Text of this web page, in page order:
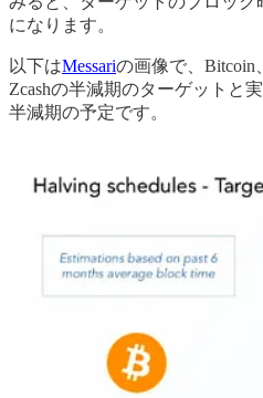
になります。
以下はMessariの画像で、Bitcoin
Zcashの半減期のターゲットと
半減期の予定です。